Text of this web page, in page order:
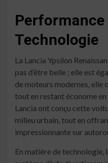
Performance
Technologie
La Lancia Ypsilon
pas d’être belle ; elle est
de moteurs modernes, elle
tout en restant économe
Lancia ont conçu cette
milieu urbain, tout en
impressionnante sur
En matière de technologie,